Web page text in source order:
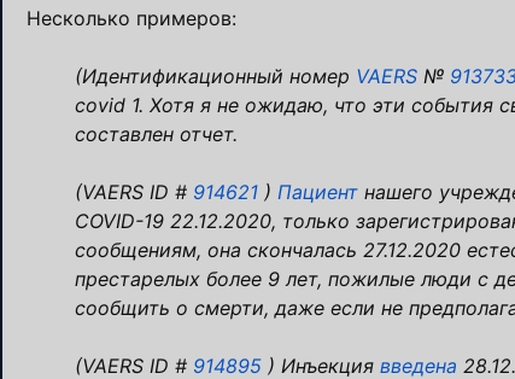
Несколько примеров:
(Идентификационный номер VAERS №
covid 1. Хотя я не ожидаю, что эти события
составлен отчет.
(VAERS ID # 914621 ) Пациент нашего
COVID-19 22.12.2020, только
сообщениям, она скончалась 27.12.2020
престарелых более 9 лет, пожилые люди с
сообщить о смерти, даже если не
(VAERS ID # 914895 ) Инъекция введена